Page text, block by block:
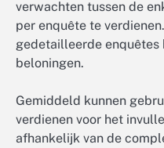
verwachten tussen de
per enquête te
gedetailleerde enquêtes
beloningen.
Gemiddeld kunnen
verdienen voor het
afhankelijk van de